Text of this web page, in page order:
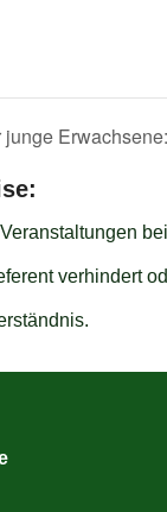
junge
verhindert